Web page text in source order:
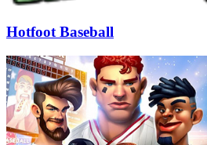
Hotfoot Baseball